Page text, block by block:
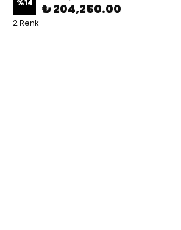
%14 ₺ 204,250.00
2 Renk